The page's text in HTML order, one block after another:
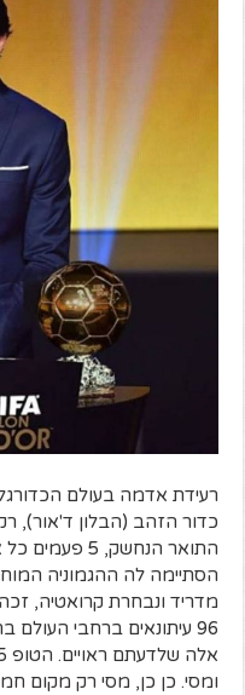
כדור הזהב (הבלון ד'אור),
התואר הנחשק,
הסתיימה לה ההגמוניה
מדריד ונבחרת קרואטיה,
96 עיתונאים ברחבי
ומסי. כן כן, מסי רק מקום